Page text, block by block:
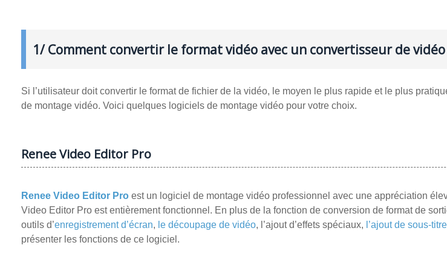
1/ Comment convertir le format vidéo avec un convertisseur de
Si l’utilisateur doit convertir le format de fichier de la vidéo, le moyen le plus rapide et le plus
de montage vidéo. Voici quelques logiciels de montage vidéo pour votre choix.
Renee Video Editor Pro
Renee Video Editor Pro est un logiciel de montage vidéo professionnel avec une appréciation
Video Editor Pro est entièrement fonctionnel. En plus de la fonction de conversion de format de
outils d’enregistrement d’écran, le découpage de vidéo, l’ajout d’effets spéciaux, l’ajout de sous-
présenter les fonctions de ce logiciel.